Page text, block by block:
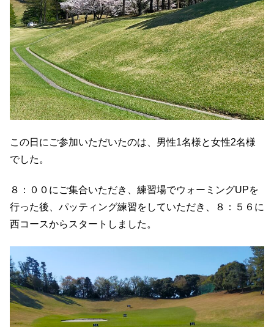
この日にご参加いただいたのは、男性1名様と女性2名様
でした。
８：００にご集合いただき、練習場でウォーミングUPを
行った後、パッティング練習をしていただき、８：５６に
西コースからスタートしました。